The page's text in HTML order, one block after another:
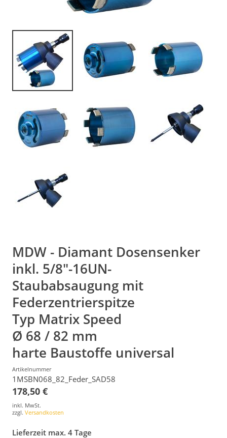
MDW - Diamant Dosensenker
inkl. 5/8"-16UN-
Staubabsaugung mit
Federzentrierspitze
Typ Matrix Speed
Ø 68 / 82 mm
harte Baustoffe universal
Artikelnummer
1MSBN068_82_Feder_SAD58
178,50 €
inkl. MwSt.
zzgl. Versandkosten
Lieferzeit max. 4 Tage